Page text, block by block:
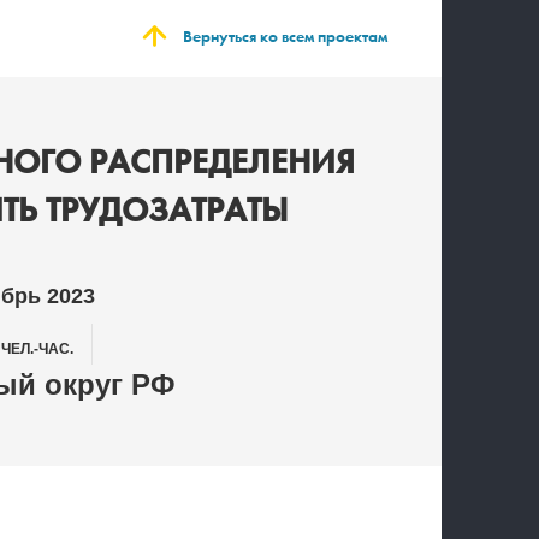
Вернуться ко всем проектам
РАСПРЕДЕЛЕНИЯ
ТРУДОЗАТРАТЫ
2023
ЧЕЛ.-ЧАС.
округ РФ